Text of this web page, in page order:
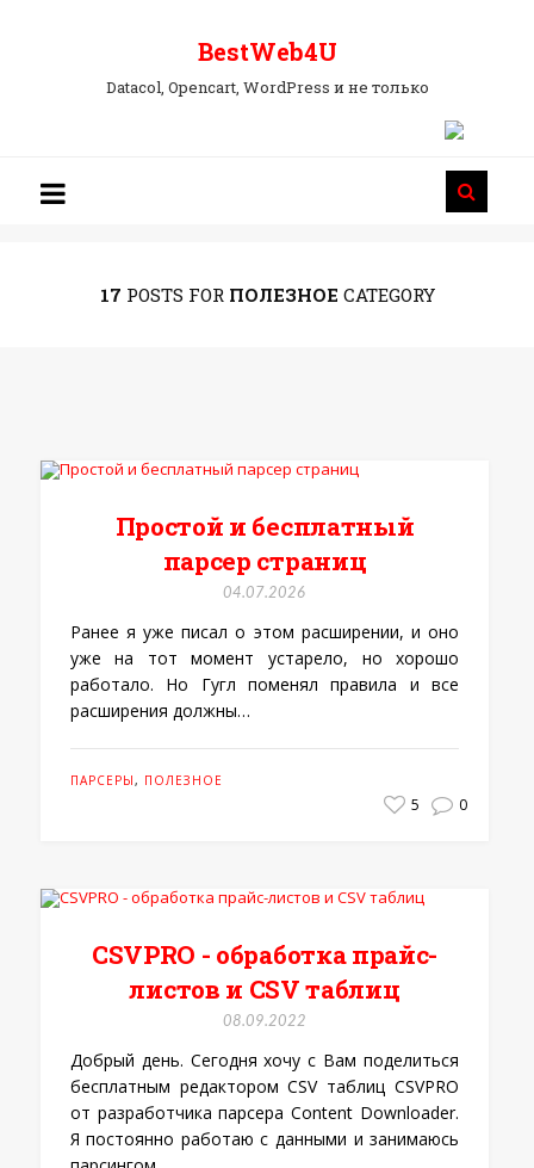
BestWeb4U
BestWeb4U
Datacol, Opencart, WordPress и не только
17 POSTS FOR ПОЛЕЗНОЕ CATEGORY
Простой и бесплатный
парсер страниц
04.07.2026
Ранее я уже писал о этом расширении, и оно
уже на тот момент устарело, но хорошо
работало. Но Гугл поменял правила и все
расширения должны…
ПАРСЕРЫ, ПОЛЕЗНОЕ
5 0
CSVPRO - обработка прайс-
листов и CSV таблиц
08.09.2022
Добрый день. Сегодня хочу с Вам поделиться
бесплатным редактором CSV таблиц CSVPRO
от разработчика парсера Content Downloader.
Я постоянно работаю с данными и занимаюсь